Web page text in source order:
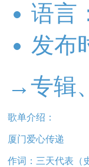
语言
发布
→专辑
歌单介绍：
厦门爱心传递
作词：三天代表（